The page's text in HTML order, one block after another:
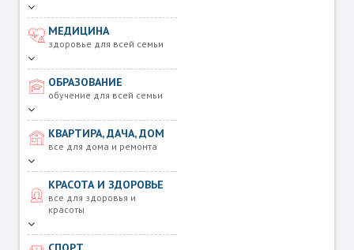
МЕДИЦИНА
здоровье для всей семьи
ОБРАЗОВАНИЕ
обучение для всей семьи
КВАРТИРА, ДАЧА, ДОМ
все для дома и ремонта
КРАСОТА И ЗДОРОВЬЕ
все для здоровья и
красоты